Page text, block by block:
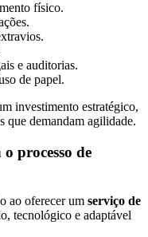
físico.
e auditorias.
de papel.
investimento estratégico,
que demandam agilidade.
processo de
ao oferecer um serviço de
tecnológico e adaptável